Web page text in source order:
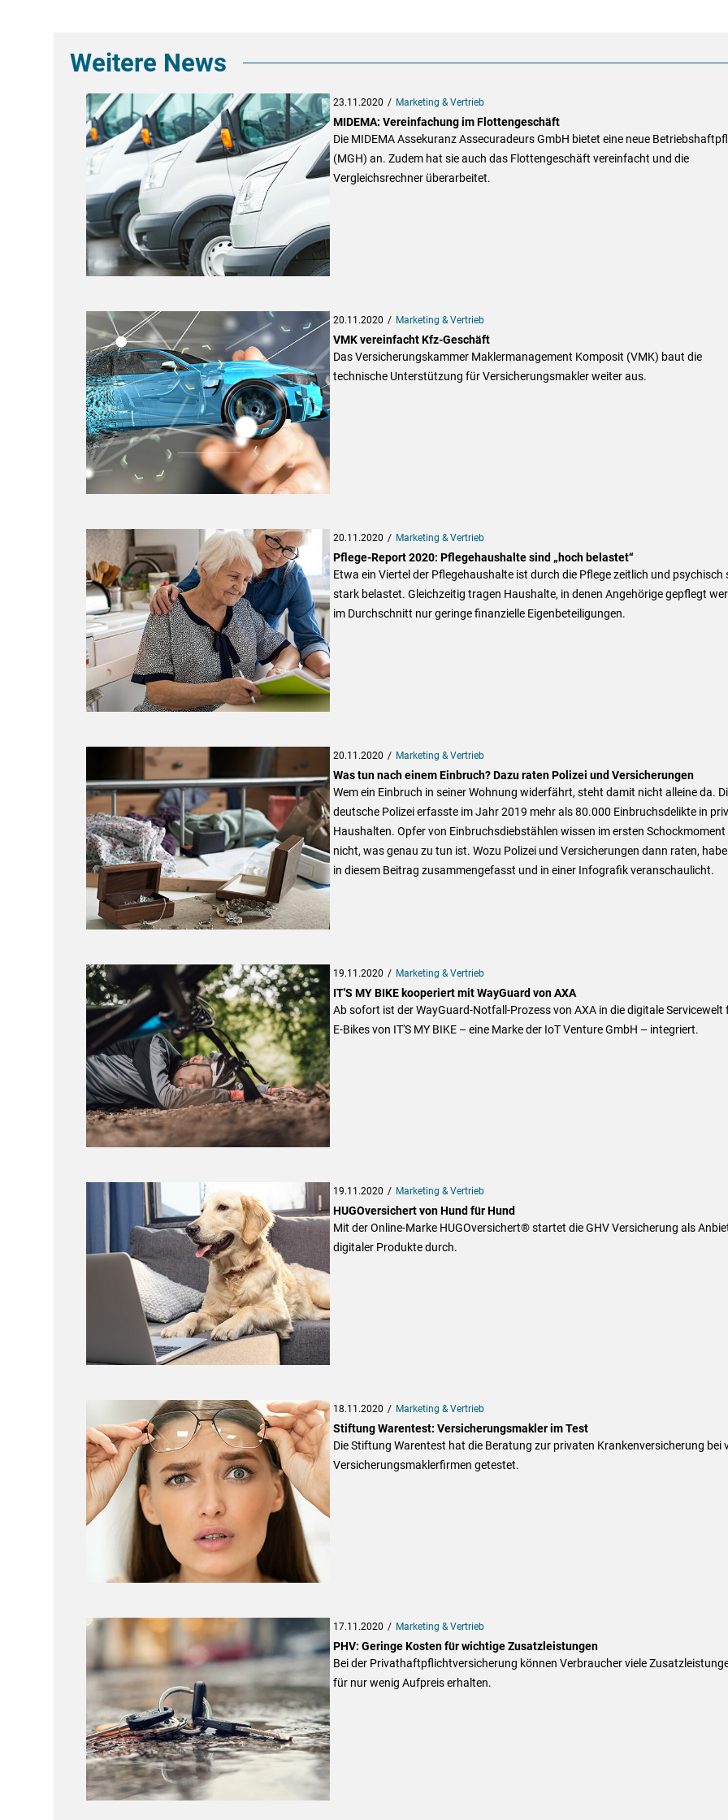
Weitere News
23.11.2020 Marketing & Vertrieb
MIDEMA: Vereinfachung im Flottengeschäft
Die MIDEMA Assekuranz Assecuradeurs GmbH bietet eine neue
(MGH) an. Zudem hat sie auch das Flottengeschäft vereinfacht und die
Vergleichsrechner überarbeitet.
20.11.2020 Marketing & Vertrieb
VMK vereinfacht Kfz-Geschäft
Das Versicherungskammer Maklermanagement Komposit (VMK) baut die
technische Unterstützung für Versicherungsmakler weiter aus.
20.11.2020 Marketing & Vertrieb
Pflege-Report 2020: Pflegehaushalte sind „hoch belastet“
Etwa ein Viertel der Pflegehaushalte ist durch die Pflege zeitlich und psychisch
stark belastet. Gleichzeitig tragen Haushalte, in denen Angehörige gepflegt
im Durchschnitt nur geringe finanzielle Eigenbeteiligungen.
20.11.2020 Marketing & Vertrieb
Was tun nach einem Einbruch? Dazu raten Polizei und Versicherungen
Wem ein Einbruch in seiner Wohnung widerfährt, steht damit nicht alleine da.
deutsche Polizei erfasste im Jahr 2019 mehr als 80.000 Einbruchsdelikte in
Haushalten. Opfer von Einbruchsdiebstählen wissen im ersten
nicht, was genau zu tun ist. Wozu Polizei und Versicherungen dann raten,
in diesem Beitrag zusammengefasst und in einer Infografik veranschaulicht.
19.11.2020 Marketing & Vertrieb
IT'S MY BIKE kooperiert mit WayGuard von AXA
Ab sofort ist der WayGuard-Notfall-Prozess von AXA in die digitale Servicewelt
E-Bikes von IT'S MY BIKE – eine Marke der IoT Venture GmbH – integriert.
19.11.2020 Marketing & Vertrieb
HUGOversichert von Hund für Hund
Mit der Online-Marke HUGOversichert® startet die GHV Versicherung als
digitaler Produkte durch.
18.11.2020 Marketing & Vertrieb
Stiftung Warentest: Versicherungsmakler im Test
Die Stiftung Warentest hat die Beratung zur privaten Krankenversicherung bei
Versicherungsmaklerfirmen getestet.
17.11.2020 Marketing & Vertrieb
PHV: Geringe Kosten für wichtige Zusatzleistungen
Bei der Privathaftpflichtversicherung können Verbraucher viele
für nur wenig Aufpreis erhalten.